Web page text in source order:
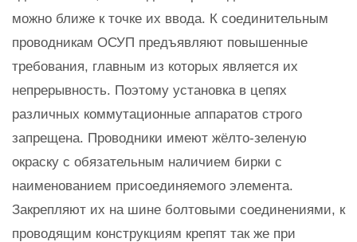
можно ближе к точке их ввода. К соединительным
проводникам ОСУП предъявляют повышенные
требования, главным из которых является их
непрерывность. Поэтому установка в цепях
различных коммутационные аппаратов строго
запрещена. Проводники имеют жёлто-зеленую
окраску с обязательным наличием бирки с
наименованием присоединяемого элемента.
Закрепляют их на шине болтовыми соединениями, к
проводящим конструкциям крепят так же при